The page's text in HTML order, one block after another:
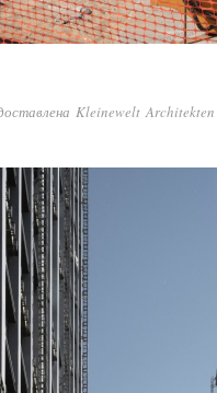
Kleinewelt Architekten